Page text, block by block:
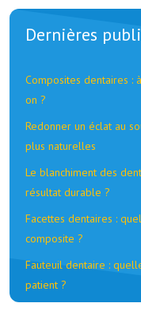
Dernières
Composites dentaires :
on ?
Redonner un éclat au
plus naturelles
Le blanchiment des
résultat durable ?
Facettes dentaires :
composite ?
Fauteuil dentaire :
patient ?